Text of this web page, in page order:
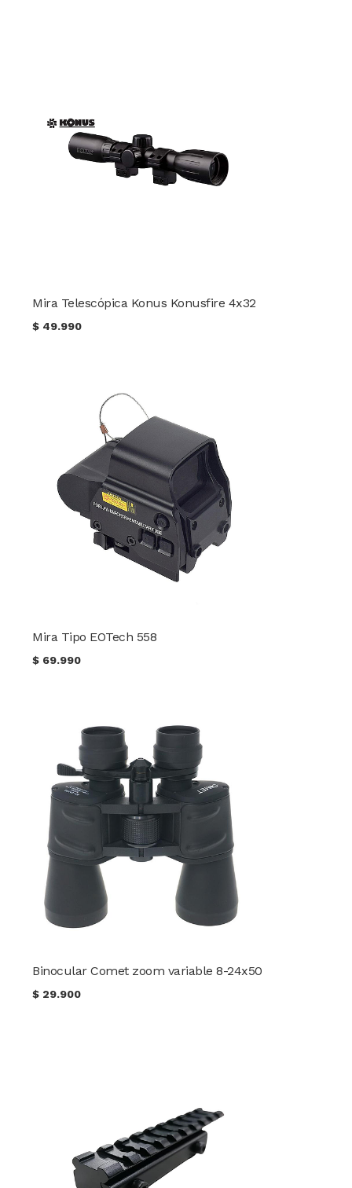
Mira Telescópica Konus Konusfire 4x32
$ 49.990
Mira Tipo EOTech 558
$ 69.990
Binocular Comet zoom variable 8-24x50
$ 29.900